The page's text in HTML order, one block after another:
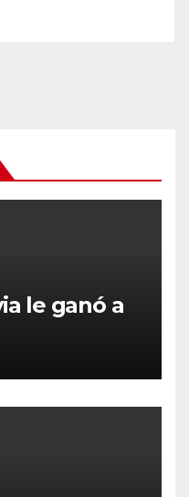
le ganó a